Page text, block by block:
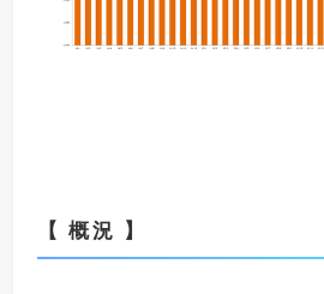
【 概況 】